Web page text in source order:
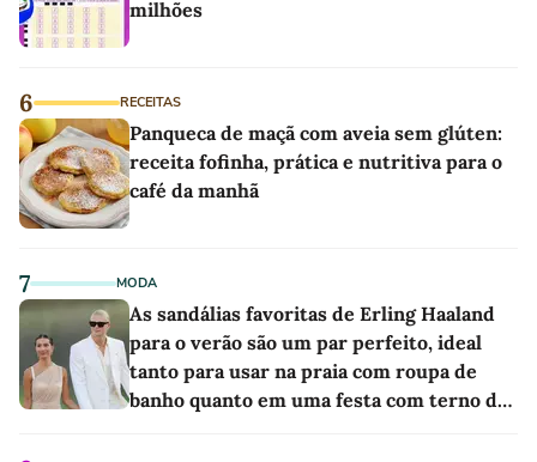
milhões
6 RECEITAS
Panqueca de maçã com aveia sem glúten:
receita fofinha, prática e nutritiva para o
café da manhã
7 MODA
As sandálias favoritas de Erling Haaland
para o verão são um par perfeito, ideal
tanto para usar na praia com roupa de
banho quanto em uma festa com terno de